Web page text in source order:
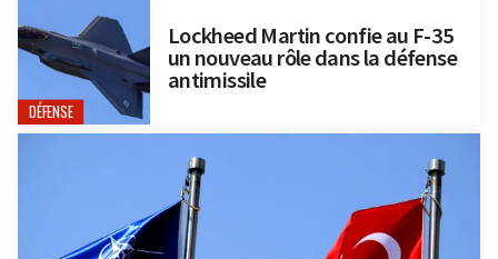
DÉFENSE
Lockheed Martin confie au F-35
un nouveau rôle dans la défense
antimissile